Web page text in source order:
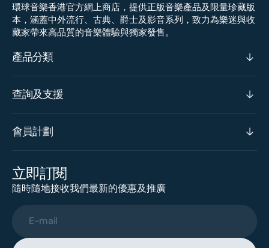
環球音樂香港官方網上商店，提供正版音樂產品及限量珍藏版
本，涵蓋中外流行、古典、爵士及影音系列，致力為樂迷與收
藏家帶來高品質的音樂體驗與獨家發售。
產品分類
查詢及支援
會員計劃
立即訂閱
隨時隨地接收我們最新的優惠及推廣
E-mail